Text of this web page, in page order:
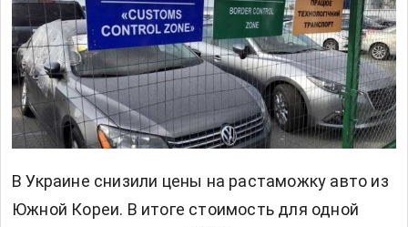
В Украине снизили цены на растаможку авто из
Южной Кореи. В итоге стоимость для одной